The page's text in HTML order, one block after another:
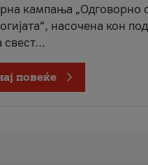
кампања „Одговорно
насочена кон
свест...
повеќе